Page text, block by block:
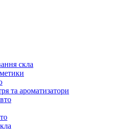
скла
та ароматизатори